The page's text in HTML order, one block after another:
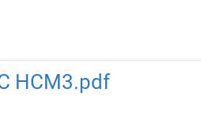
HCM3.pdf